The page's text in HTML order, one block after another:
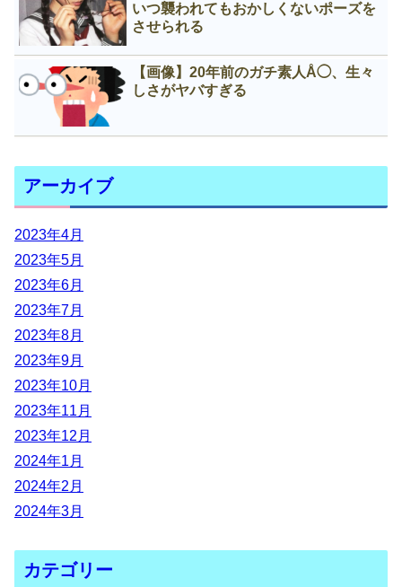
いつ襲われてもおかしくないポーズを
させられる
【画像】20年前のガチ素人Å◯、生々
しさがヤバすぎる
アーカイブ
2023年4月
2023年5月
2023年6月
2023年7月
2023年8月
2023年9月
2023年10月
2023年11月
2023年12月
2024年1月
2024年2月
2024年3月
カテゴリー